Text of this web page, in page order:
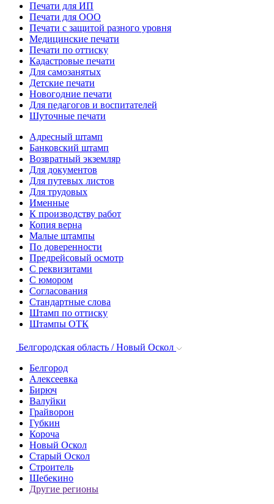
Печати для ИП
Печати для ООО
Печати с защитой разного уровня
Медицинские печати
Печати по оттиску
Кадастровые печати
Для самозанятых
Детские печати
Новогодние печати
Для педагогов и воспитателей
Шуточные печати
Адресный штамп
Банковский штамп
Возвратный экземляр
Для документов
Для путевых листов
Для трудовых
Именные
К производству работ
Копия верна
Малые штампы
По доверенности
Предрейсовый осмотр
С реквизитами
С юмором
Согласования
Стандартные слова
Штамп по оттиску
Штампы ОТК
Белгородская область / Новый Оскол
Белгород
Алексеевка
Бирюч
Валуйки
Грайворон
Губкин
Короча
Новый Оскол
Старый Оскол
Строитель
Шебекино
Другие регионы